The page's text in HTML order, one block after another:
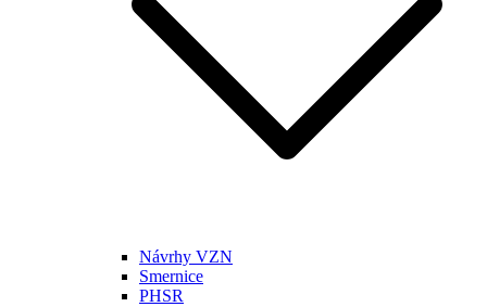
Návrhy VZN
Smernice
PHSR